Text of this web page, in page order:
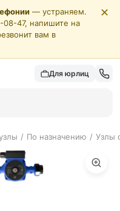
— устраняем.
08-47, напишите на
вам в
✕
Для юрлиц
/ По назначению / Узлы